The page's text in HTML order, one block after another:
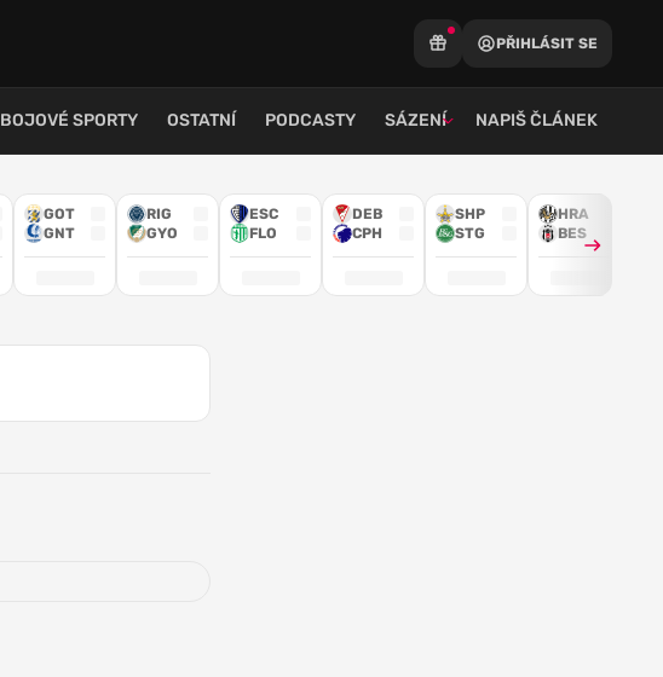
PŘIHLÁSIT SE
BOJOVÉ SPORTY OSTATNÍ PODCASTY SÁZENÍ NAPIŠ ČLÁNEK
GOT
GNT
RIG
GYO
ESC
FLO
DEB
CPH
SHP
STG
HRA
BES